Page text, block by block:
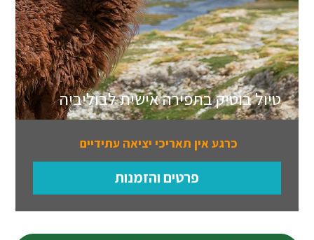
טיול בוטיק בתפירה אישית לבוליביה
כרגע אין תאריכי יציאה עתידיים
פרטים והזמנות